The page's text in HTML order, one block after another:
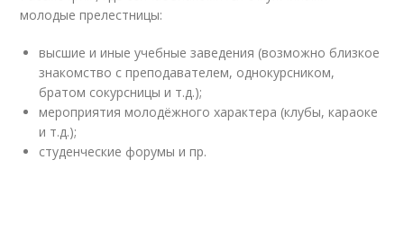
молодые прелестницы:
высшие и иные учебные заведения (возможно близкое
знакомство с преподавателем, однокурсником,
братом сокурсницы и т.д.);
мероприятия молодёжного характера (клубы, караоке
и т.д.);
студенческие форумы и пр.